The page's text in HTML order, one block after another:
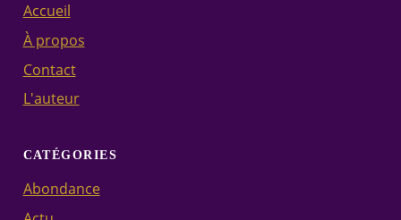
Accueil
À propos
Contact
L'auteur
CATÉGORIES
Abondance